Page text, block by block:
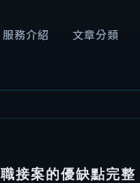
服務介紹 文章分類
接案的優缺點完整